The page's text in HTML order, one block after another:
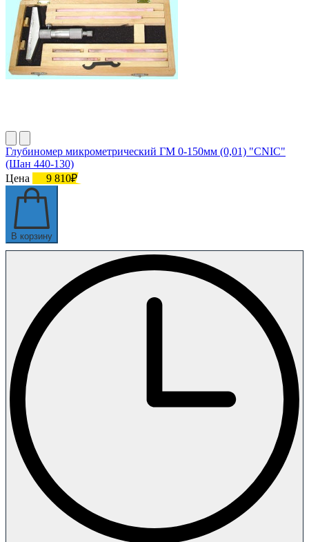
Глубиномер микрометрический ГМ 0-150мм (0,01) "CNIC"
(Шан 440-130)
Цена
9 810₽
В корзину